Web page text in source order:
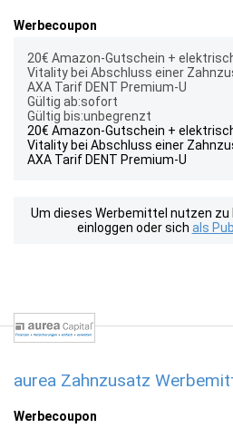
Werbecoupon
20€ Amazon-Gutschein +
Vitality bei Abschluss einer
AXA Tarif DENT Premium-U
Gültig ab:sofort
Gültig bis:unbegrenzt
20€ Amazon-Gutschein +
Vitality bei Abschluss einer
AXA Tarif DENT Premium-U
Um dieses Werbemittel nutzen zu
einloggen oder sich als
aurea Zahnzusatz
Werbecoupon